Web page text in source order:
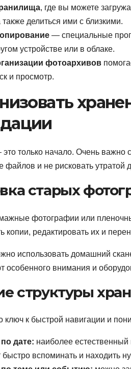
, где вы можете
также делиться ими с близкими.
— специальные
устройстве или в облаке.
фотоархивов
и просмотр.
только начало. Очень важно
файлов и не рисковать утратой
старых
фотографии или
копии, редактировать их и
использовать домашний
особенного внимания и
структуры
к быстрой навигации и
дате: наиболее
быстро вспоминать и находить